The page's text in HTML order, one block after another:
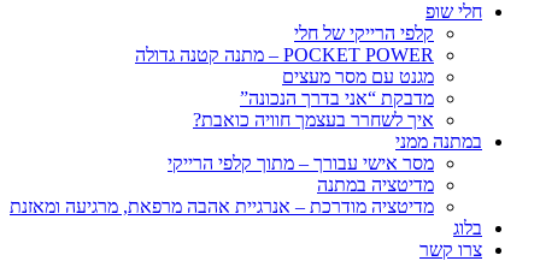
חלי שופ
קלפי הרייקי של חלי
POCKET POWER – מתנה קטנה גדולה
מגנט עם מסר מעצים
מדבקת “אני בדרך הנכונה”
איך לשחרר בעצמך חוויה כואבת?
במתנה ממני
מסר אישי עבורך – מתוך קלפי הרייקי
מדיטציה במתנה
מדיטציה מודרכת – אנרגיית אהבה מרפאת, מרגיעה ומאזנת
בלוג
צרו קשר